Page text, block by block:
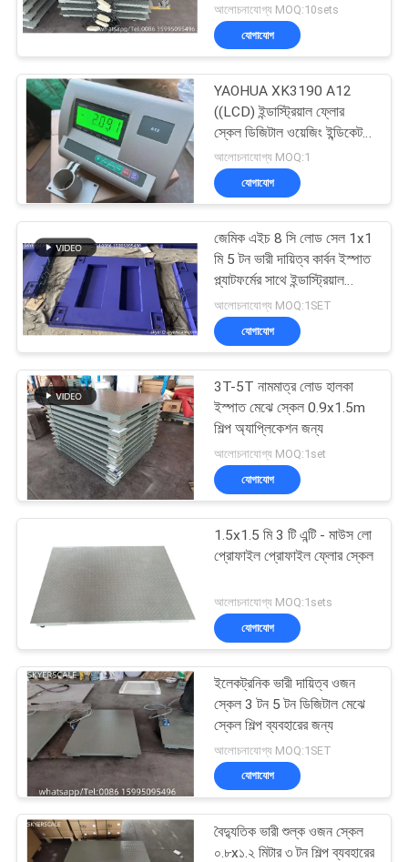
খবর
মামলা
একটি
উদ্ধৃতি
অনুরোধ
করুন
সাইট
ম্যাপ
PRIVACY
POLICY
আলোচনাযোগ্য MOQ:10sets
যোগাযোগ
YAOHUA XK3190 A12
((LCD) ইন্ডাস্ট্রিয়াল ফ্লোর
স্কেল ডিজিটাল ওয়েজিং ইন্ডিকেটর
জন্য ওজন সূচক
আলোচনাযোগ্য MOQ:1
যোগাযোগ
জেমিক এইচ 8 সি লোড সেল 1x1
মি 5 টন ভারী দায়িত্ব কার্বন ইস্পাত
প্ল্যাটফর্মের সাথে ইন্ডাস্ট্রিয়াল
ফ্লোর স্কেল
আলোচনাযোগ্য MOQ:1SET
যোগাযোগ
3T-5T নামমাত্র লোড হালকা
ইস্পাত মেঝে স্কেল 0.9x1.5m
শিল্প অ্যাপ্লিকেশন জন্য
আলোচনাযোগ্য MOQ:1set
যোগাযোগ
1.5x1.5 মি 3 টি এন্টি - মাউস লো
প্রোফাইল প্রোফাইল ফ্লোর স্কেল
আলোচনাযোগ্য MOQ:1sets
যোগাযোগ
ইলেকট্রনিক ভারী দায়িত্ব ওজন
স্কেল 3 টন 5 টন ডিজিটাল মেঝে
স্কেল শিল্প ব্যবহারের জন্য
আলোচনাযোগ্য MOQ:1SET
যোগাযোগ
বৈদ্যুতিক ভারী শুল্ক ওজন স্কেল
০.৮x১.২ মিটার ৩ টন শিল্প ব্যবহারের